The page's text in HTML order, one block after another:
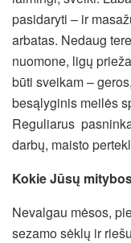
pasidaryti – ir
arbatas. Nedaug
nuomone, ligų
būti sveikam –
besąlyginis meilės
Reguliarus
darbų, maisto
Kokie Jūsų
Nevalgau mėsos,
sezamo sėklų ir